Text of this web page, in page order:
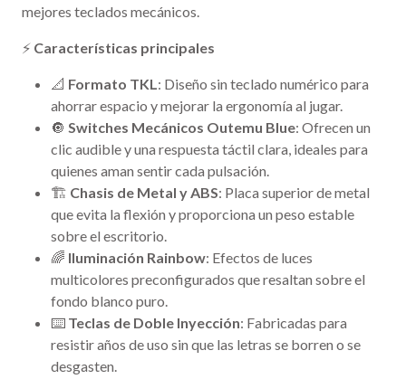
mejores teclados mecánicos.
⚡ Características principales
📐 Formato TKL: Diseño sin teclado numérico para
ahorrar espacio y mejorar la ergonomía al jugar.
🔘 Switches Mecánicos Outemu Blue: Ofrecen un
clic audible y una respuesta táctil clara, ideales para
quienes aman sentir cada pulsación.
🏗️ Chasis de Metal y ABS: Placa superior de metal
que evita la flexión y proporciona un peso estable
sobre el escritorio.
🌈 Iluminación Rainbow: Efectos de luces
multicolores preconfigurados que resaltan sobre el
fondo blanco puro.
⌨️ Teclas de Doble Inyección: Fabricadas para
resistir años de uso sin que las letras se borren o se
desgasten.